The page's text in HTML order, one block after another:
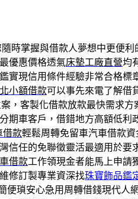
時掌握與借款人夢想中更便利
優惠價格透氣床墊工廠直營均
實現信用條件經驗非常合格標
小額借款可以事先來電了解借
，客製化借款放款最快需求方
期車客戶，借錯地方高額低利
借款輕鬆周轉免留車汽車借款
信任的免聯徵靈活最適用於要
借款工作領現金者能馬上申請
修訂製專業資深找珠寶飾品鑑
便瑣安心急用周轉借錢現代人